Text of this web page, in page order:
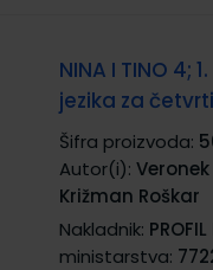
NINA I TINO 4;
jezika za
Šifra proizvoda:
Autor(i):
Križman Roškar
Nakladnik:
ministarstva: